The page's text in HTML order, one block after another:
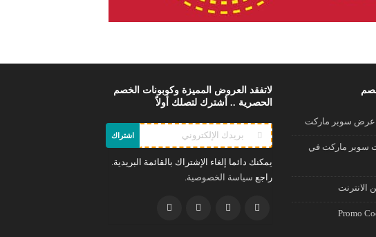
عرض سوبر ماركت
سوبر ماركت في
الانترنت
Promo
لاتفقد العروض المميزة وكوبونات الخصم
الحصرية .. أشترك لتصلك أولاً
اشتراك
يمكنك دائما إلغاء الإشتراك بالقائمة البريدية.
راجع سياسة الخصوصية.